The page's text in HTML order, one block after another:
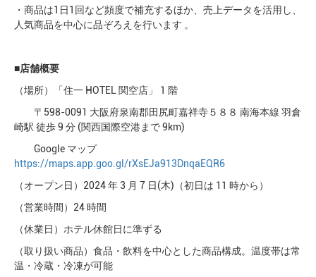
・商品は1⽇1回など頻度で補充するほか、売上データを活⽤し、
⼈気商品を中⼼に品ぞろえを⾏います 。
■店舗概要
（場所）「住⼀ HOTEL 関空店」 1 階
〒598-0091 ⼤阪府泉南郡⽥尻町嘉祥寺５８８ 南海本線 ⽻倉
崎駅 徒歩 9 分 (関⻄国際空港まで 9km)
Google マップ
https://maps.app.goo.gl/rXsEJa913DnqaEQR6
（オープン⽇）2024 年 3 ⽉ 7 ⽇(⽊)（初⽇は 11 時から）
（営業時間）24 時間
（休業⽇）ホテル休館⽇に準ずる
（取り扱い商品）⾷品・飲料を中⼼とした商品構成。温度帯は常
温・冷蔵・冷凍が可能